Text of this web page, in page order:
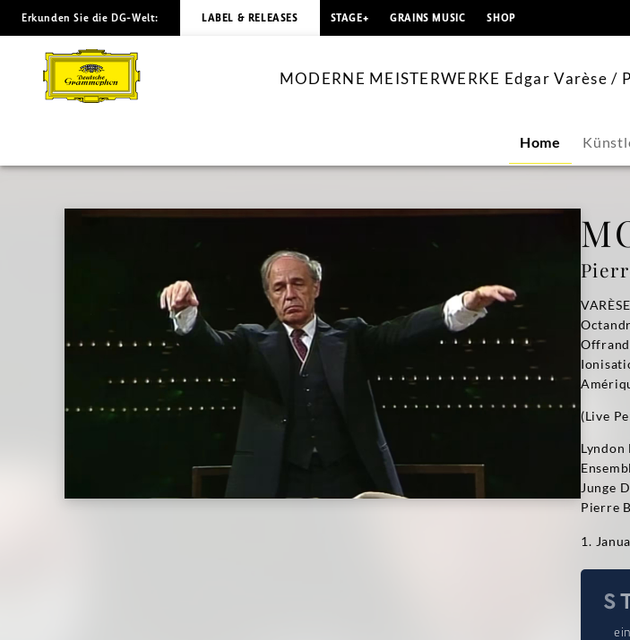
MODERNE
MEISTERWERKE
Varèse
Performance
Deutsche
Erkunden Sie die DG-Welt: LABEL & RELEASES STAGE+ GRAINS MUSIC SHOP
MODERNE MEISTERWERKE Edgar Varèse
Home
VARÈSE
(Live
Lyndon
Junge
Pierre
1.